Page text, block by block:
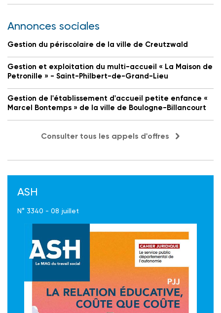
Annonces sociales
Gestion du périscolaire de la ville de Creutzwald
Gestion et exploitation du multi-accueil « La Maison de
Petronille » - Saint-Philbert-de-Grand-Lieu
Gestion de l'établissement d'accueil petite enfance «
Marcel Bontemps » de la ville de Boulogne-Billancourt
Consulter tous les appels d'offres
ASH
N° 3340 - 08 juillet